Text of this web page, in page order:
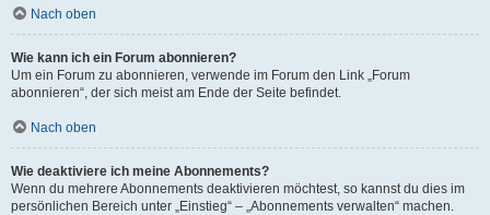
Nach oben
Wie kann ich ein Forum abonnieren?
Um ein Forum zu abonnieren, verwende im Forum den Link „Forum
abonnieren“, der sich meist am Ende der Seite befindet.
Nach oben
Wie deaktiviere ich meine Abonnements?
Wenn du mehrere Abonnements deaktivieren möchtest, so kannst du dies im
persönlichen Bereich unter „Einstieg“ – „Abonnements verwalten“ machen.